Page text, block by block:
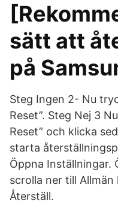
sätt att
på
Steg Ingen 2- Nu
Reset”. Steg Nej 3
Reset” och klicka
starta
Öppna Inställningar.
scrolla ner till
Återställ.